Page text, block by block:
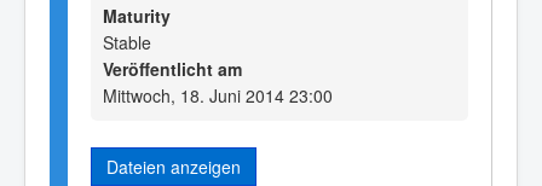
Maturity
Stable
Veröffentlicht am
Mittwoch, 18. Juni 2014 23:00
Dateien anzeigen